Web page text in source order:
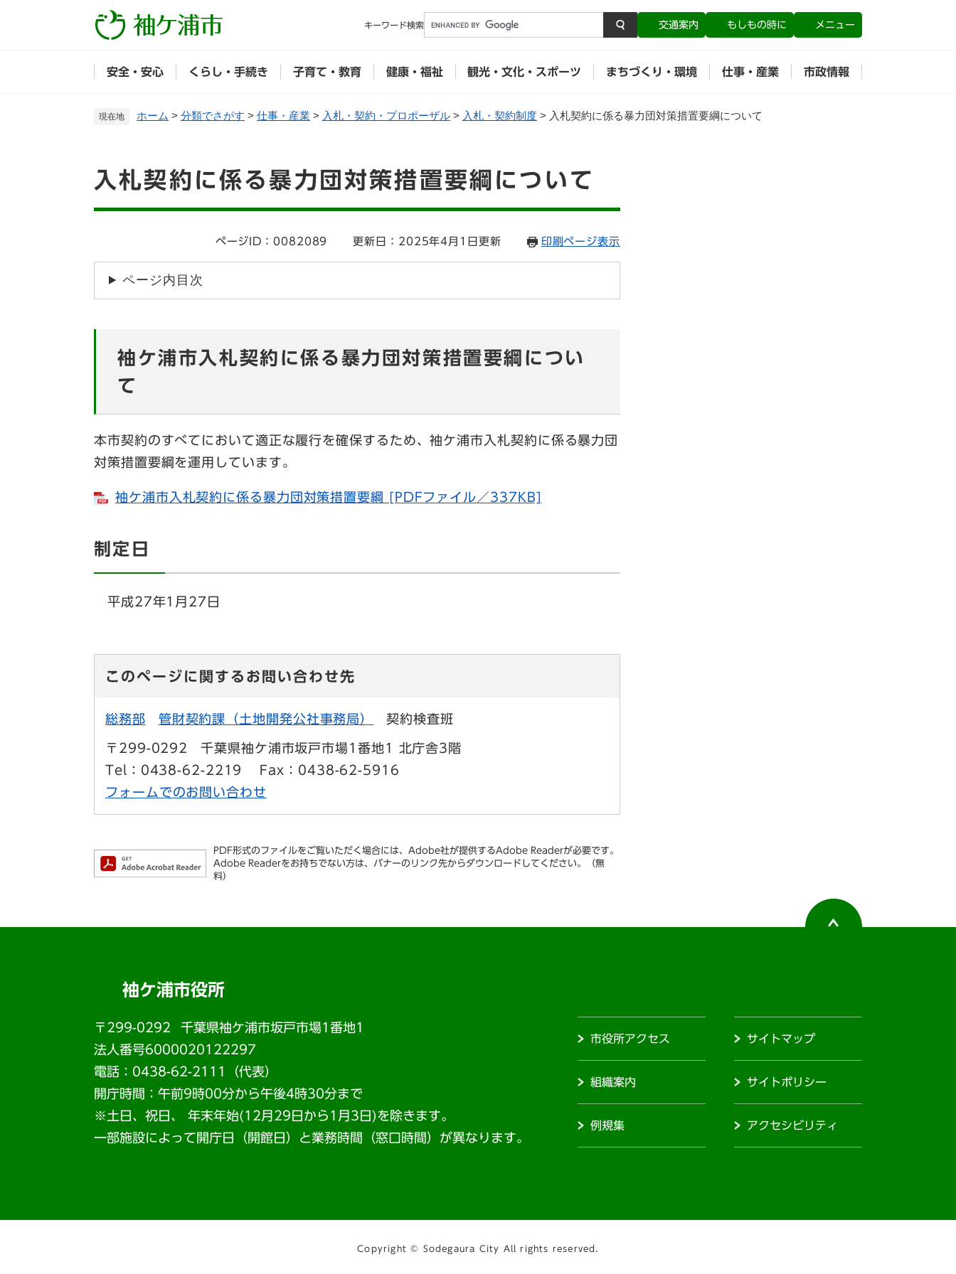
メニューを飛ばして本文へ
キーワード検索 交通案内 もしもの時に メニュー
安全・安心 くらし・手続き 子育て・教育 健康・福祉 観光・文化・スポーツ まちづくり・環境 仕事・産業 市政情報
現在地 ホーム > 分類でさがす > 仕事・産業 > 入札・契約・プロポーザル > 入札・契約制度 > 入札契約に係る暴力団対策措置要綱について
文
入札契約に係る暴力団対策措置要綱について
ページID：0082089 更新日：2025年4月1日更新 印刷ページ表示
ページ内目次
袖ケ浦市入札契約に係る暴力団対策措置要綱につい
て
本市契約のすべてにおいて適正な履行を確保するため、袖ケ浦市入札契約に係る暴力団
対策措置要綱を運用しています。
袖ケ浦市入札契約に係る暴力団対策措置要綱 [PDFファイル／337KB]
制定日
平成27年1月27日
このページに関するお問い合わせ先
総務部 管財契約課（土地開発公社事務局） 契約検査班
〒299-0292
千葉県袖ケ浦市坂戸市場1番地1 北庁舎3階
Tel：0438-62-2219
Fax：0438-62-5916
フォームでのお問い合わせ
PDF形式のファイルをご覧いただく場合には、Adobe社が提供するAdobe Readerが必要です。
Adobe Readerをお持ちでない方は、バナーのリンク先からダウンロードしてください。（無
料）
袖ケ浦市役所
〒299-0292
千葉県袖ケ浦市坂戸市場1番地1
法人番号6000020122297
電話：0438-62-2111（代表）
開庁時間：午前9時00分から午後4時30分まで
※土日、祝日、 年末年始(12月29日から1月3日)を除きます。
一部施設によって開庁日（開館日）と業務時間（窓口時間）が異なります。
市役所アクセス
組織案内
例規集
サイトマップ
サイトポリシー
アクセシビリティ
Copyright © Sodegaura City All rights reserved.